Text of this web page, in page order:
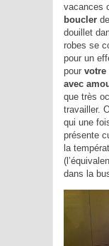
vacances
boucler
douillet
robes se
pour un
pour votre
avec
que très
travailler.
qui une
présente
la
dans la